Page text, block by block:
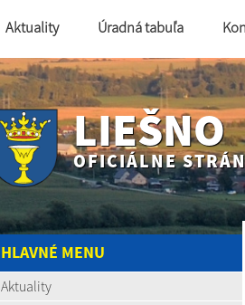
Aktuality Úradná tabuľa
LIEŠNO
OFICIÁLNE
HLAVNÉ MENU
Aktuality